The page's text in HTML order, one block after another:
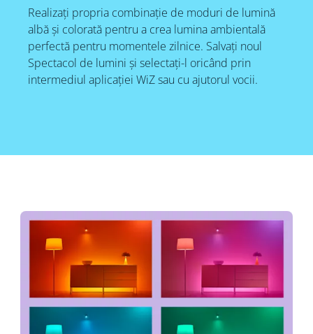
Realizați propria combinație de moduri de lumină
albă și colorată pentru a crea lumina ambientală
perfectă pentru momentele zilnice. Salvați noul
Spectacol de lumini și selectați-l oricând prin
intermediul aplicației WiZ sau cu ajutorul vocii.